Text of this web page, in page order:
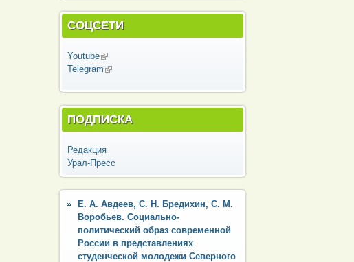
СОЦСЕТИ
Youtube(внешняя ссылка)
Telegram (внешняя ссылка)
ПОДПИСКА
Редакция
Урал-Пресс
Е. А. Авдеев, С. Н. Бредихин, С. М.
Воробьев. Социально-
политический образ современной
России в представлениях
студенческой молодежи Северного